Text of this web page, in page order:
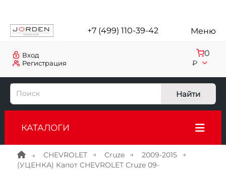
+7 (499) 110-39-42 Меню
Регистрация
Вход 0
₽
Найти
КАТАЛОГИ
CHEVROLET Cruze
2009-2015
(УЦЕНКА) Капот CHEVROLET Cruze 09-